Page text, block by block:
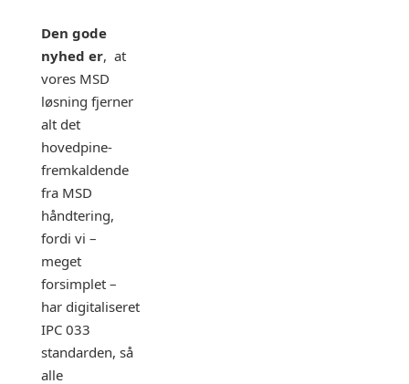
Den gode
nyhed er, at
vores MSD
løsning fjerner
alt det
hovedpine-
fremkaldende
fra MSD
håndtering,
fordi vi –
meget
forsimplet –
har digitaliseret
IPC 033
standarden, så
alle